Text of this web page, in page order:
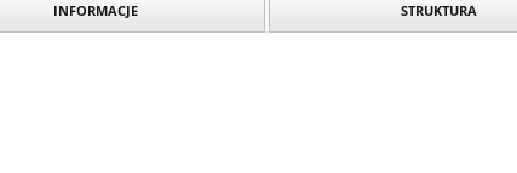
INFORMACJE STRUKTURA